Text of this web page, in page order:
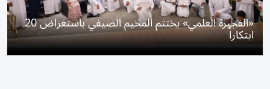
«الفجيرة العلمي» يختتم المخيم الصيفي باستعراض 20
ابتكاراً